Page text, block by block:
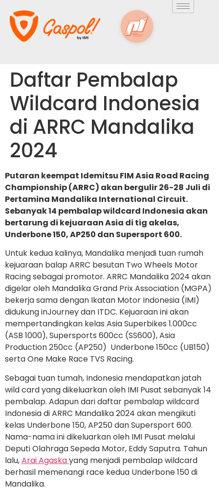
Daftar Pembalap
Wildcard Indonesia
di ARRC Mandalika
2024
Putaran keempat Idemitsu FIM Asia Road Racing
Championship (ARRC) akan bergulir 26-28 Juli di
Pertamina Mandalika International Circuit.
Sebanyak 14 pembalap wildcard Indonesia akan
bertarung di kejuaraan Asia di tig akelas,
Underbone 150, AP250 dan Supersport 600.
Untuk kedua kalinya, Mandalika menjadi tuan rumah
kejuaraan balap ARRC besutan Two Wheels Motor
Racing sebagai promotor. ARRC Mandalika 2024 akan
digelar oleh Mandalika Grand Prix Association (MGPA)
bekerja sama dengan Ikatan Motor Indonesia (IMI)
didukung inJourney dan ITDC. Kejuaraan ini akan
mempertandingkan kelas Asia Superbikes 1.000cc
(ASB 1000), Supersports 600cc (SS600), Asia
Production 250cc (AP250) Underbone 150cc (UB150)
serta One Make Race TVS Racing.
Sebagai tuan tumah, Indonesia mendapatkan jatah
wild card yang dikeluarkan oleh IMI Pusat sebanyak 14
pembalap. Adapun dari daftar pembalap wildcard
Indonesia di ARRC Mandalika 2024 akan mengikuti
kelas Underbone 150, AP250 dan Supersport 600.
Nama-nama ini dikeluarkan oleh IMI Pusat melalui
Deputi Olahraga Sepeda Motor, Eddy Saputra. Tahun
lalu,Arai Agaskayang menjadi pembalap wildcard
berhasil memenangi race kedua Underbone 150 di
Mandalika.